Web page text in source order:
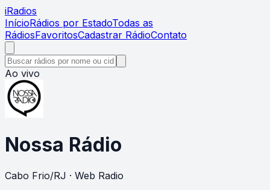
iRadios
InícioRádios por EstadoTodas as
RádiosFavoritosCadastrar RádioContato
Ao vivo
Nossa Rádio
Cabo Frio/RJ · Web Radio